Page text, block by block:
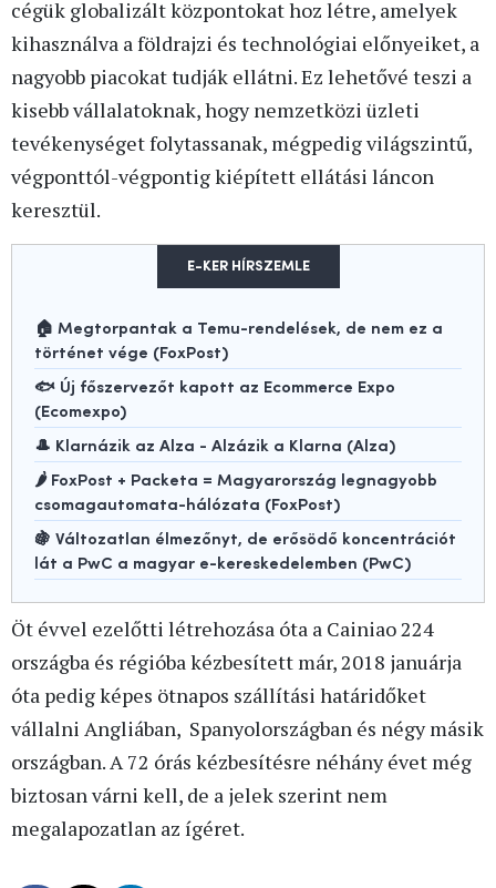
cégük globalizált központokat hoz létre, amelyek
kihasználva a földrajzi és technológiai előnyeiket, a
nagyobb piacokat tudják ellátni. Ez lehetővé teszi a
kisebb vállalatoknak, hogy nemzetközi üzleti
tevékenységet folytassanak, mégpedig világszintű,
végponttól-végpontig kiépített ellátási láncon
keresztül.
E-KER HÍRSZEMLE
🏠 Megtorpantak a Temu-rendelések, de nem ez a
történet vége (FoxPost)
🐟 Új főszervezőt kapott az Ecommerce Expo
(Ecomexpo)
🎩 Klarnázik az Alza - Alzázik a Klarna (Alza)
🌶️ FoxPost + Packeta = Magyarország legnagyobb
csomagautomata-hálózata (FoxPost)
🍇 Változatlan élmezőnyt, de erősödő koncentrációt
lát a PwC a magyar e-kereskedelemben (PwC)
Öt évvel ezelőtti létrehozása óta a Cainiao 224
országba és régióba kézbesített már, 2018 januárja
óta pedig képes ötnapos szállítási határidőket
vállalni Angliában, Spanyolországban és négy másik
országban. A 72 órás kézbesítésre néhány évet még
biztosan várni kell, de a jelek szerint nem
megalapozatlan az ígéret.